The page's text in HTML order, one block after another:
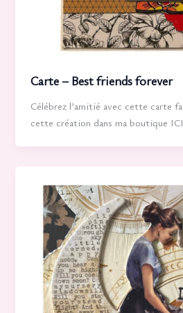
Carte – Best friends forever
Célébrez l’amitié avec cette carte
cette création dans ma boutique